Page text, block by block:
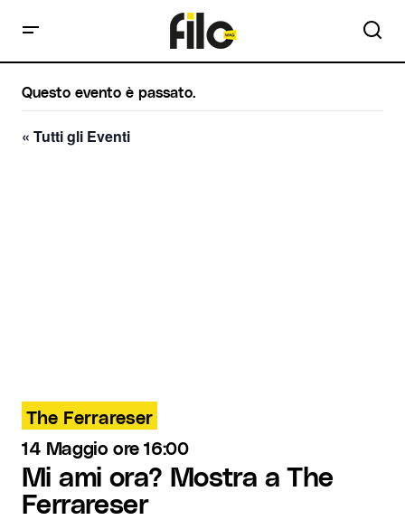
Questo evento è passato.
« Tutti gli Eventi
The Ferrareser
14 Maggio ore 16:00
Mi ami ora? Mostra a The
Ferrareser